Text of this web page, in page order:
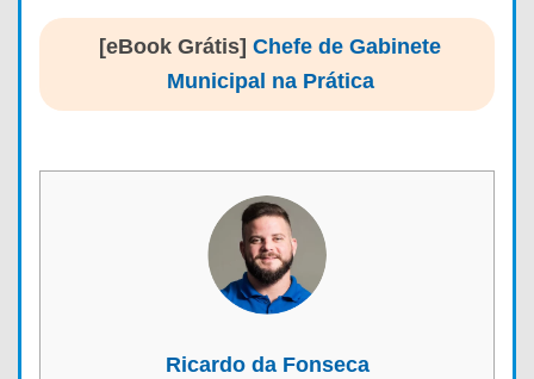
[eBook Grátis] Chefe de Gabinete
Municipal na Prática
Ricardo da Fonseca